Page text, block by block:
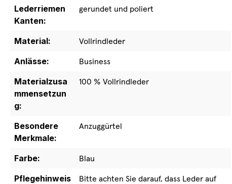
Lederriemen
Kanten:
gerundet und poliert
Material:
Vollrindleder
Anlässe:
Business
Materialzusa
mmensetzun
g:
100 % Vollrindleder
Besondere
Merkmale:
Anzuggürtel
Farbe:
Blau
Pflegehinweis
Bitte achten Sie darauf, dass Leder auf